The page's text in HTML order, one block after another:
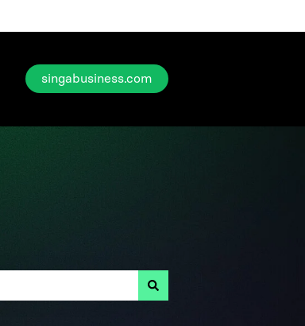
singabusiness.com